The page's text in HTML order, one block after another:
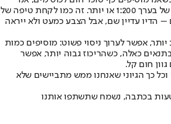
מדללים את המולסה ביחס של בערך 1:200 או יותר. זה כמו לקחת טיפה של
– הדיו עדיין שם, אבל הצבע כמעט ולא ייראה
אפשר לערוך ניסוי פשוט: מוסיפים כמות
כאלה, כשהריכוז גבוה יותר, אפשר
חום קל.
כך הגיוני שאנחנו ממש מתביישים שלא
בכתבה, נשמח שתשתפו אותנו